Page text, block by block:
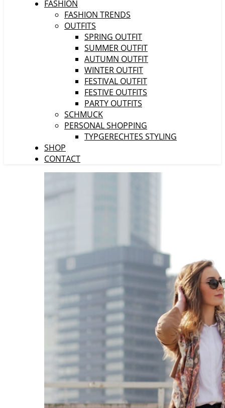
FASHION
FASHION TRENDS
OUTFITS
SPRING OUTFIT
SUMMER OUTFIT
AUTUMN OUTFIT
WINTER OUTFIT
FESTIVAL OUTFIT
FESTIVE OUTFITS
PARTY OUTFITS
SCHMUCK
PERSONAL SHOPPING
TYPGERECHTES STYLING
SHOP
CONTACT